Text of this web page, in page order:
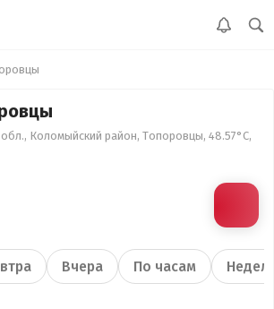
Коломыйский район, Топоровцы, 48.57°С,
Вчера По часам